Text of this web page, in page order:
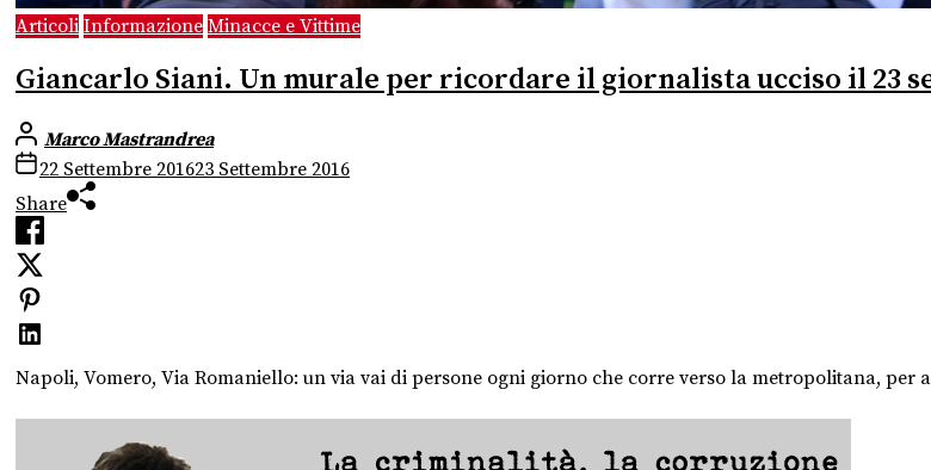
Articoli Informazione Minacce e Vittime
Giancarlo Siani. Un murale per ricordare il giornalista ucciso il 23
Marco Mastrandrea
22 Settembre 201623 Settembre 2016
Share
Napoli, Vomero, Via Romaniello: un via vai di persone ogni giorno che corre verso la metropolitana, per